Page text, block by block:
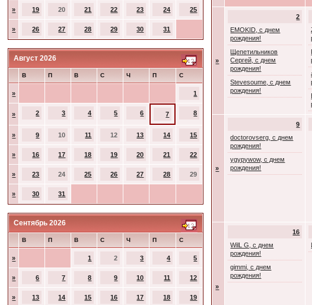
» 19 20 21 22 23 24 25
» 26 27 28 29 30 31
Август 2026
В П В С Ч П С
» 1
» 2 3 4 5 6 7 8
» 9 10 11 12 13 14 15
» 16 17 18 19 20 21 22
» 23 24 25 26 27 28 29
» 30 31
Сентябрь 2026
В П В С Ч П С
» 1 2 3 4 5
» 6 7 8 9 10 11 12
» 13 14 15 16 17 18 19
»
2
EMOKID, с днем
рождения!
Щепетильников
Сергей, с днем
рождения!
Stevesoume, с днем
рождения!
»
9
doctorovserg, с днем
рождения!
ygypywow, с днем
рождения!
»
16
WilL G, с днем
рождения!
gimmi, с днем
рождения!